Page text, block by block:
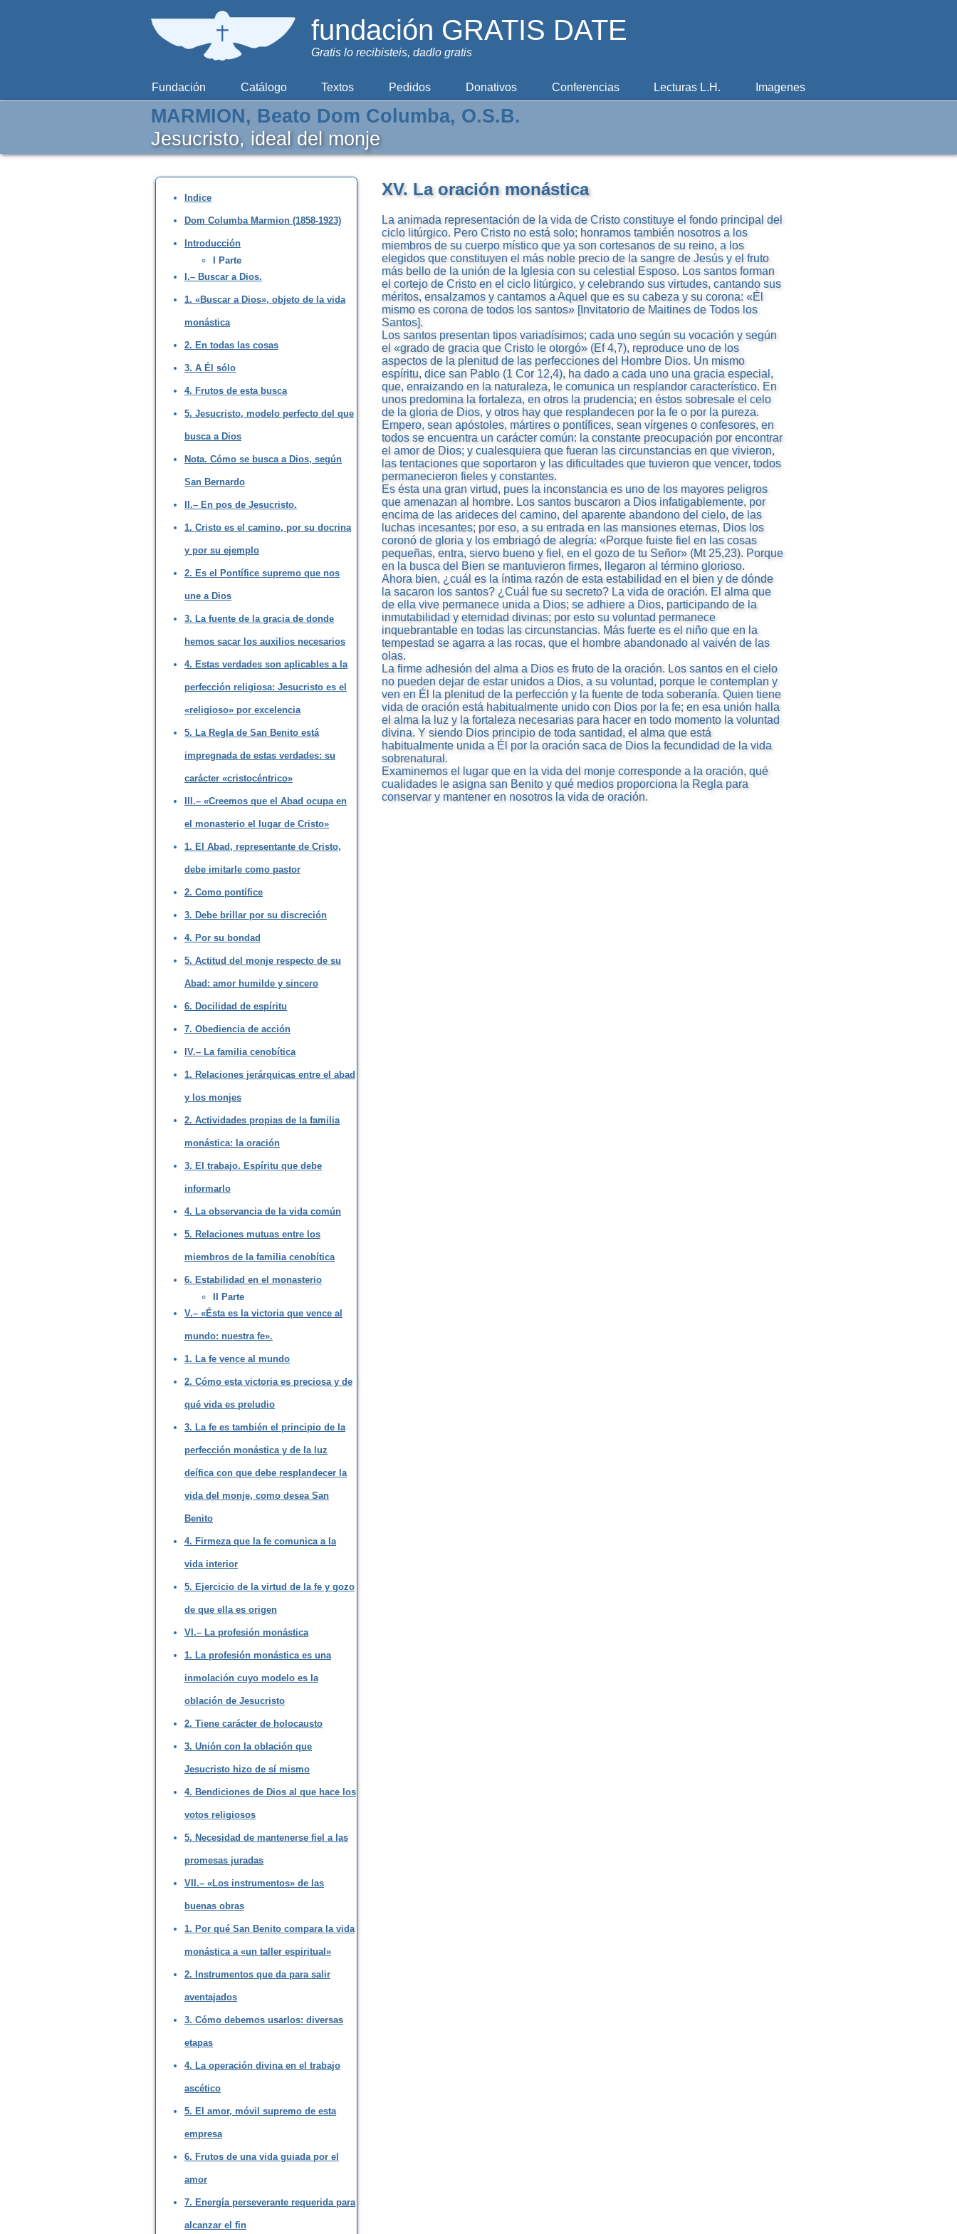
fundación GRATIS DATE
Gratis lo recibisteis, dadlo gratis
Fundación Catálogo Textos Pedidos Donativos Conferencias Lecturas L.H. Imagenes
MARMION, Beato Dom Columba, O.S.B.
Jesucristo, ideal del monje
Indice
Dom Columba Marmion (1858-1923)
Introducción
I Parte
I.– Buscar a Dios.
1. «Buscar a Dios», objeto de la vida
monástica
2. En todas las cosas
3. A Él sólo
4. Frutos de esta busca
5. Jesucristo, modelo perfecto del que
busca a Dios
Nota. Cómo se busca a Dios, según
San Bernardo
II.– En pos de Jesucristo.
1. Cristo es el camino, por su docrina
y por su ejemplo
2. Es el Pontífice supremo que nos
une a Dios
3. La fuente de la gracia de donde
hemos sacar los auxilios necesarios
4. Estas verdades son aplicables a la
perfección religiosa: Jesucristo es el
«religioso» por excelencia
5. La Regla de San Benito está
impregnada de estas verdades: su
carácter «cristocéntrico»
III.– «Creemos que el Abad ocupa en
el monasterio el lugar de Cristo»
1. El Abad, representante de Cristo,
debe imitarle como pastor
2. Como pontífice
3. Debe brillar por su discreción
4. Por su bondad
5. Actitud del monje respecto de su
Abad: amor humilde y sincero
6. Docilidad de espíritu
7. Obediencia de acción
IV.– La familia cenobítica
1. Relaciones jerárquicas entre el abad
y los monjes
2. Actividades propias de la familia
monástica: la oración
3. El trabajo. Espíritu que debe
informarlo
4. La observancia de la vida común
5. Relaciones mutuas entre los
miembros de la familia cenobítica
6. Estabilidad en el monasterio
II Parte
V.– «Ésta es la victoria que vence al
mundo: nuestra fe».
1. La fe vence al mundo
2. Cómo esta victoria es preciosa y de
qué vida es preludio
3. La fe es también el principio de la
perfección monástica y de la luz
deífica con que debe resplandecer la
vida del monje, como desea San
Benito
4. Firmeza que la fe comunica a la
vida interior
5. Ejercicio de la virtud de la fe y gozo
de que ella es origen
VI.– La profesión monástica
1. La profesión monástica es una
inmolación cuyo modelo es la
oblación de Jesucristo
2. Tiene carácter de holocausto
3. Unión con la oblación que
Jesucristo hizo de sí mismo
4. Bendiciones de Dios al que hace los
votos religiosos
5. Necesidad de mantenerse fiel a las
promesas juradas
VII.– «Los instrumentos» de las
buenas obras
1. Por qué San Benito compara la vida
monástica a «un taller espiritual»
2. Instrumentos que da para salir
aventajados
3. Cómo debemos usarlos: diversas
etapas
4. La operación divina en el trabajo
ascético
5. El amor, móvil supremo de esta
empresa
6. Frutos de una vida guiada por el
amor
7. Energía perseverante requerida para
alcanzar el fin
XV. La oración monástica
La animada representación de la vida de Cristo constituye el fondo principal del
ciclo litúrgico. Pero Cristo no está solo; honramos también nosotros a los
miembros de su cuerpo místico que ya son cortesanos de su reino, a los
elegidos que constituyen el más noble precio de la sangre de Jesús y el fruto
más bello de la unión de la Iglesia con su celestial Esposo. Los santos forman
el cortejo de Cristo en el ciclo litúrgico, y celebrando sus virtudes, cantando sus
méritos, ensalzamos y cantamos a Aquel que es su cabeza y su corona: «Él
mismo es corona de todos los santos» [Invitatorio de Maitines de Todos los
Santos].
Los santos presentan tipos variadísimos; cada uno según su vocación y según
el «grado de gracia que Cristo le otorgó» (Ef 4,7), reproduce uno de los
aspectos de la plenitud de las perfecciones del Hombre Dios. Un mismo
espíritu, dice san Pablo (1 Cor 12,4), ha dado a cada uno una gracia especial,
que, enraizando en la naturaleza, le comunica un resplandor característico. En
unos predomina la fortaleza, en otros la prudencia; en éstos sobresale el celo
de la gloria de Dios, y otros hay que resplandecen por la fe o por la pureza.
Empero, sean apóstoles, mártires o pontífices, sean vírgenes o confesores, en
todos se encuentra un carácter común: la constante preocupación por encontrar
el amor de Dios; y cualesquiera que fueran las circunstancias en que vivieron,
las tentaciones que soportaron y las dificultades que tuvieron que vencer, todos
permanecieron fieles y constantes.
Es ésta una gran virtud, pues la inconstancia es uno de los mayores peligros
que amenazan al hombre. Los santos buscaron a Dios infatigablemente, por
encima de las arideces del camino, del aparente abandono del cielo, de las
luchas incesantes; por eso, a su entrada en las mansiones eternas, Dios los
coronó de gloria y los embriagó de alegría: «Porque fuiste fiel en las cosas
pequeñas, entra, siervo bueno y fiel, en el gozo de tu Señor» (Mt 25,23). Porque
en la busca del Bien se mantuvieron firmes, llegaron al término glorioso.
Ahora bien, ¿cuál es la íntima razón de esta estabilidad en el bien y de dónde
la sacaron los santos? ¿Cuál fue su secreto? La vida de oración. El alma que
de ella vive permanece unida a Dios; se adhiere a Dios, participando de la
inmutabilidad y eternidad divinas; por esto su voluntad permanece
inquebrantable en todas las circunstancias. Más fuerte es el niño que en la
tempestad se agarra a las rocas, que el hombre abandonado al vaivén de las
olas.
La firme adhesión del alma a Dios es fruto de la oración. Los santos en el cielo
no pueden dejar de estar unidos a Dios, a su voluntad, porque le contemplan y
ven en Él la plenitud de la perfección y la fuente de toda soberanía. Quien tiene
vida de oración está habitualmente unido con Dios por la fe; en esa unión halla
el alma la luz y la fortaleza necesarias para hacer en todo momento la voluntad
divina. Y siendo Dios principio de toda santidad, el alma que está
habitualmente unida a Él por la oración saca de Dios la fecundidad de la vida
sobrenatural.
Examinemos el lugar que en la vida del monje corresponde a la oración, qué
cualidades le asigna san Benito y qué medios proporciona la Regla para
conservar y mantener en nosotros la vida de oración.